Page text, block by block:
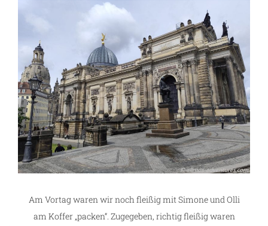
Am Vortag waren wir noch fleißig mit Simone und Olli
am Koffer „packen“. Zugegeben, richtig fleißig waren